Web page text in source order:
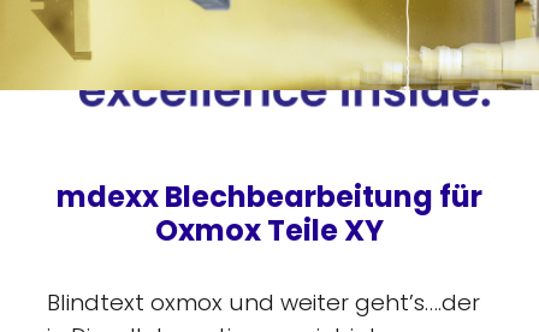
mdexx Blechbearbeitung für
Oxmox Teile XY
Blindtext oxmox und weiter geht’s….der